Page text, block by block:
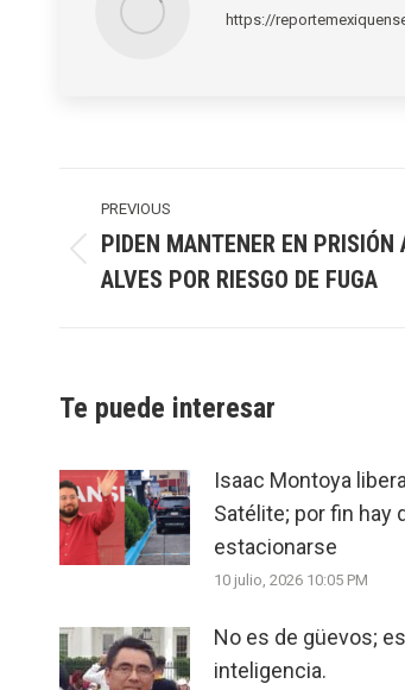
https://
navigation
PREVIOUS
post:
PIDEN MANTENER EN PRISIÓN
ALVES POR RIESGO DE FUGA
Te puede interesar
Isaac Montoya
Satélite; por fin hay
estacionarse
10 julio, 2026 10:05 PM
No es de güevos;
inteligencia.